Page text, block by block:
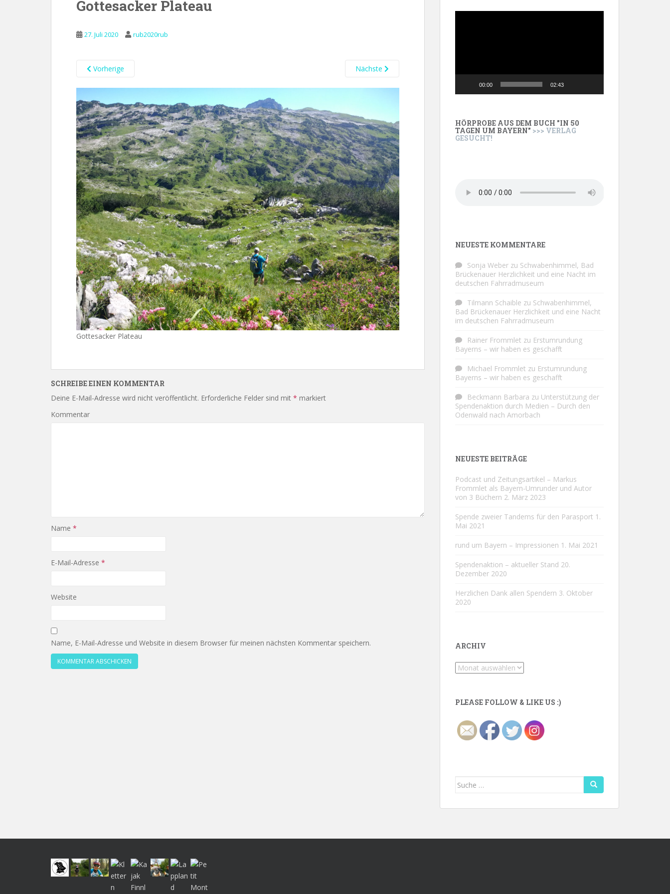
Gottesacker Plateau
27. Juli 2020 rub2020rub
Vorherige Nächste
Gottesacker Plateau
SCHREIBE EINEN KOMMENTAR
Deine E-Mail-Adresse wird nicht veröffentlicht. Erforderliche Felder sind mit * markiert
Kommentar
Name *
E-Mail-Adresse *
Website
Name, E-Mail-Adresse und Website in diesem Browser für meinen nächsten Kommentar speichern.
00:00 02:43
HÖRPROBE AUS DEM BUCH "IN 50
TAGEN UM BAYERN" >>> VERLAG
GESUCHT!
NEUESTE KOMMENTARE
Sonja Weber zu Schwabenhimmel, Bad
Brückenauer Herzlichkeit und eine Nacht im
deutschen Fahrradmuseum
Tilmann Schaible zu Schwabenhimmel,
Bad Brückenauer Herzlichkeit und eine Nacht
im deutschen Fahrradmuseum
Rainer Frommlet zu Erstumrundung
Bayerns – wir haben es geschafft
Michael Frommlet zu Erstumrundung
Bayerns – wir haben es geschafft
Beckmann Barbara zu Unterstützung der
Spendenaktion durch Medien – Durch den
Odenwald nach Amorbach
NEUESTE BEITRÄGE
Podcast und Zeitungsartikel – Markus
Frommlet als Bayern-Umrunder und Autor
von 3 Büchern 2. März 2023
Spende zweier Tandems für den Parasport 1.
Mai 2021
rund um Bayern – Impressionen 1. Mai 2021
Spendenaktion – aktueller Stand 20.
Dezember 2020
Herzlichen Dank allen Spendern 3. Oktober
2020
ARCHIV
Archiv
PLEASE FOLLOW & LIKE US :)
Suche